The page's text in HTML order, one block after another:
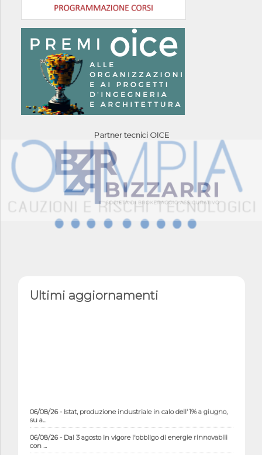
Partner tecnici OICE
Ultimi aggiornamenti
06/08/26 - Istat, produzione industriale in calo dell'1% a giugno,
su a...
06/08/26 - Dal 3 agosto in vigore l'obbligo di energie rinnovabili
con ...